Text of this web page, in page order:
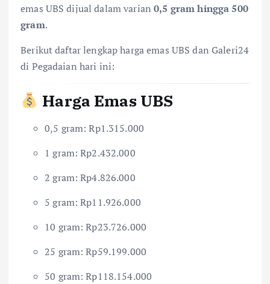
emas UBS dijual dalam varian0,5 gram hingga 500
gram.
Berikut daftar lengkap harga emas UBS dan Galeri24
di Pegadaian hari ini:
Harga Emas UBS
0,5 gram: Rp1.315.000
1 gram: Rp2.432.000
2 gram: Rp4.826.000
5 gram: Rp11.926.000
10 gram: Rp23.726.000
25 gram: Rp59.199.000
50 gram: Rp118.154.000